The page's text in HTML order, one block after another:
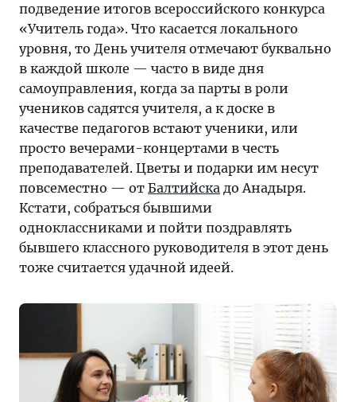
подведение итогов всероссийского конкурса
«Учитель года». Что касается локального
уровня, то День учителя отмечают буквально
в каждой школе — часто в виде дня
самоуправления, когда за парты в роли
учеников садятся учителя, а к доске в
качестве педагогов встают ученики, или
просто вечерами-концертами в честь
преподавателей. Цветы и подарки им несут
повсеместно — от Балтийска до Анадыря.
Кстати, собраться бывшими
одноклассниками и пойти поздравлять
бывшего классного руководителя в этот день
тоже считается удачной идеей.